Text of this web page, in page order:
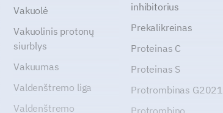
Vakuolė
Vakuolinis protonų
siurblys
Vakuumas
Valdenštremo liga
Valdenštremo
inhibitorius
Prekalikreinas
Proteinas C
Proteinas S
Protrombinas
Protrombino